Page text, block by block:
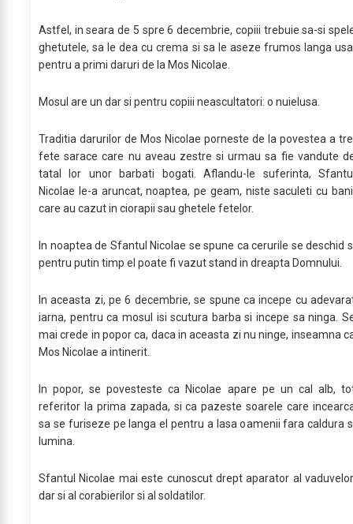
Astfel, in seara de 5 spre 6 decembrie, copiii trebuie sa-si
ghetutele, sa le dea cu crema si sa le aseze frumos langa
pentru a primi daruri de la Mos Nicolae.
Mosul are un dar si pentru copiii neascultatori: o nuielusa.
Traditia darurilor de Mos Nicolae porneste de la povestea a
fete sarace care nu aveau zestre si urmau sa fie vandute
tatal lor unor barbati bogati. Aflandu-le suferinta,
Nicolae le-a aruncat, noaptea, pe geam, niste saculeti cu
care au cazut in ciorapii sau ghetele fetelor.
In noaptea de Sfantul Nicolae se spune ca cerurile se deschid
pentru putin timp el poate fi vazut stand in dreapta Domnului.
In aceasta zi, pe 6 decembrie, se spune ca incepe cu
iarna, pentru ca mosul isi scutura barba si incepe sa ninga.
mai crede in popor ca, daca in aceasta zi nu ninge, inseamna
Mos Nicolae a intinerit.
In popor, se povesteste ca Nicolae apare pe un cal alb,
referitor la prima zapada, si ca pazeste soarele care
sa se furiseze pe langa el pentru a lasa oamenii fara caldura
lumina.
Sfantul Nicolae mai este cunoscut drept aparator al
dar si al corabierilor si al soldatilor.